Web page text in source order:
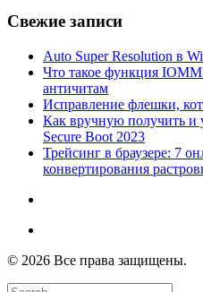
Свежие записи
Auto Super Resolution в
Что такое функция
античитам
Исправление флешки,
Как вручную получить и
Secure Boot 2023
Трейсинг в браузере: 7
конвертирования
© 2026 Все права защищены.